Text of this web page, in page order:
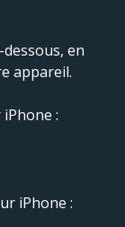
en
appareil.
:
iPhone :